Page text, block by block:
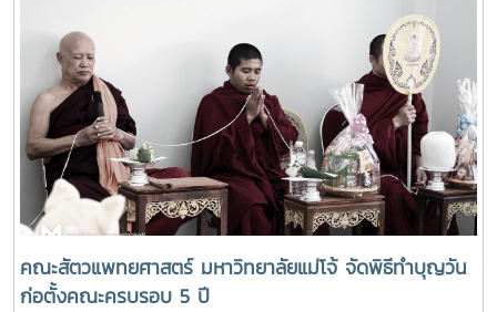
มหาวิทยาลัยแม่โจ้ และเป็นการอำนวยความสะดวกให้กับผู้ที่
ต้องการซื้อสินค้าเกษตรอินทรีย์ของศูนย์วิจัยและพัฒนาเกษตร
ธรรมชาติ มหาวิทยาลัยแม่โจ้ ให้สามารถหาซื้อสินค้าได้งานขึ้นเปิด
ให้บริการทุกวัน ตั้งแต่เวลา 08.00 - 17.00 น.สอบถามราย
ละเอียดเพิ่มเติม โทร. 084-4888305แผนที่ :
https://maps.app.goo.gl/JDtHViw1tcQPDB9S9
คณะสัตวแพทยศาสตร์ มหาวิทยาลัยแม่โจ้ จัดพิธีทำบุญวัน
ก่อตั้งคณะครบรอบ 5 ปี